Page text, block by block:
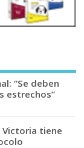
“Se deben
estrechos”
Victoria tiene